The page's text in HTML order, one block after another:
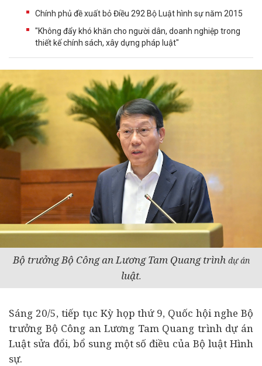
Chính phủ đề xuất bỏ Điều 292 Bộ Luật hình sự năm 2015
"Không đẩy khó khăn cho người dân, doanh nghiệp trong
thiết kế chính sách, xây dựng pháp luật"
Bộ trưởng Bộ Công an Lương Tam Quang trình dự án
luật.
Sáng 20/5, tiếp tục Kỳ họp thứ 9, Quốc hội nghe Bộ
trưởng Bộ Công an Lương Tam Quang trình dự án
Luật sửa đổi, bổ sung một số điều của Bộ luật Hình
sự.